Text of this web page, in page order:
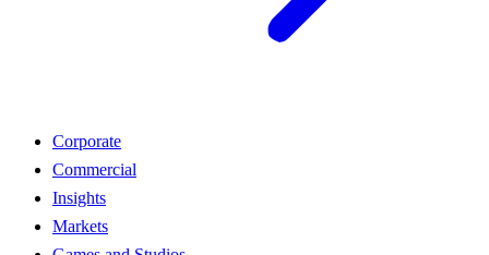
Corporate
Commercial
Insights
Markets